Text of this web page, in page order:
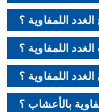
اللمفاوية ؟
اللمفاوية ؟
بالأعشاب ؟